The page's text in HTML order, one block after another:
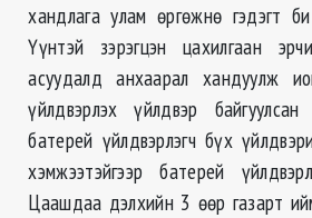
хандлага улам өргөжнө гэдэгт би
Үүнтэй зэрэгцэн цахилгаан
асуудалд анхаарал хандуулж
үйлдвэрлэх үйлдвэр
батерей үйлдвэрлэгч бүх
хэмжээтэйгээр батерей
Цаашдаа дэлхийн 3 өөр газарт